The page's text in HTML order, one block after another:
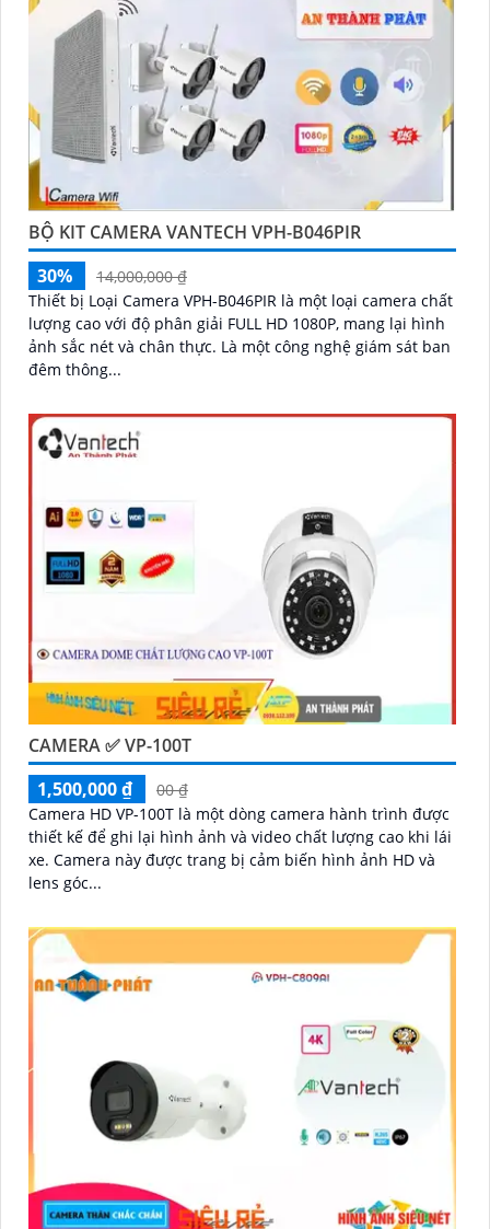
BỘ KIT CAMERA VANTECH VPH-B046PIR
30%
14,000,000 ₫
Thiết bị Loại Camera VPH-B046PIR là một loại camera chất
lượng cao với độ phân giải FULL HD 1080P, mang lại hình
ảnh sắc nét và chân thực. Là một công nghệ giám sát ban
đêm thông...
CAMERA ✅ VP-100T
1,500,000 ₫
00 ₫
Camera HD VP-100T là một dòng camera hành trình được
thiết kế để ghi lại hình ảnh và video chất lượng cao khi lái
xe. Camera này được trang bị cảm biến hình ảnh HD và
lens góc...